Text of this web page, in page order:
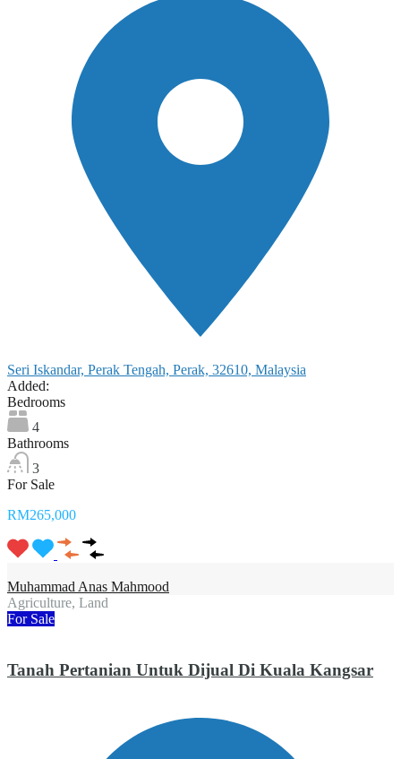
Seri Iskandar, Perak Tengah, Perak, 32610, Malaysia
Added:
Bedrooms
4
Bathrooms
3
For Sale
RM265,000
Muhammad Anas Mahmood
Agriculture, Land
For Sale
Tanah Pertanian Untuk Dijual Di Kuala Kangsar